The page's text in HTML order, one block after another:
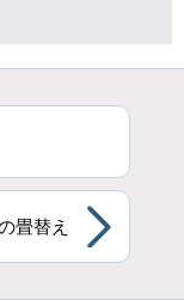
畳替え